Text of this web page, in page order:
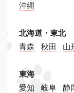
沖縄
北海道・東北
青森
秋田 山
東海
愛知
岐阜 静